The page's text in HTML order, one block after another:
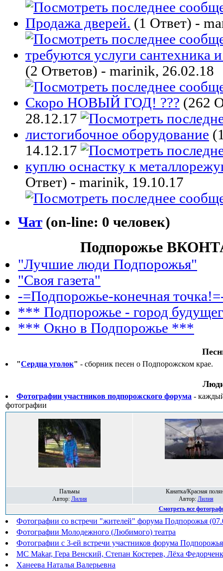
Продажа дверей. (1 Ответ) -
требуются услуги сантехника
(2 Ответов) - marinik, 26.02.18
Скоро НОВЫЙ ГОД! ??? (262
28.12.17
листогибочное оборудование
14.12.17
куплю оснастку к
Ответ) - marinik, 19.10.17
Чат (on-line: 0 человек)
Подпорожье
"Лучшие люди Подпорожья"
"Своя газета"
-=Подпорожье-конечная
*** Подпорожье - город
*** Окно в Подпорожье ***
"Сердца уголок" - сборник песен о Подпорожском крае.
Фотографии участников подпорожского форума -
фотографии
Пальмы
Автор: Лилия
Канатка/Красная
Автор: Лилия
Смотреть все
Фотографии со встречи "жителей" форума Подпорожья
Фотографии Молодежного (Любимого) театра
Фотографии с 3-ей встречи участников форума
MC Makar, Гера Венский, Степан Костерев, Лёха
Ханеева Наталья Валерьевна